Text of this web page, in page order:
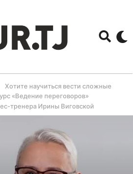
Хотите научиться вести сложные
«Ведение переговоров»
тренера Ирины Виговской